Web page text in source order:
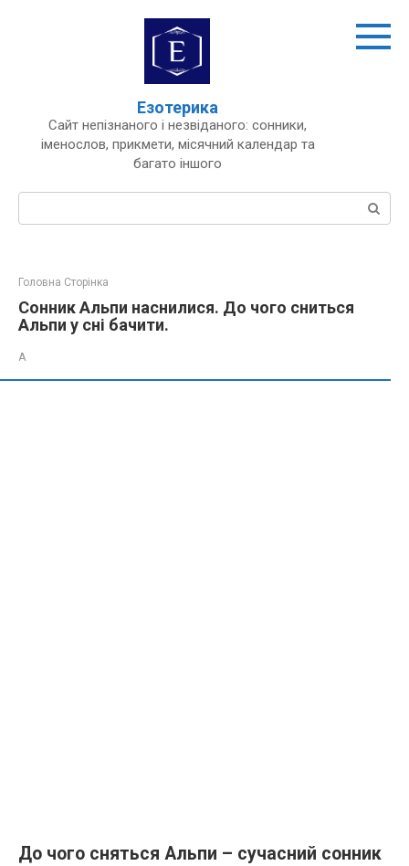
Езотерика
Сайт непізнаного і незвіданого: сонники,
іменослов, прикмети, місячний календар та
багато іншого
Пошук:
Головна Сторінка
Сонник Альпи наснилися. До чого сниться
Альпи у сні бачити.
А
До чого сняться Альпи – сучасний сонник